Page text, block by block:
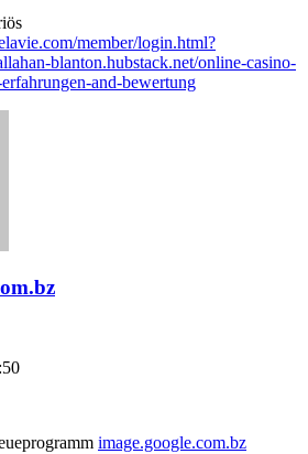
member/login.html?
blanton.hubstack.net/online-casino-
and-bewertung
image.google.com.bz